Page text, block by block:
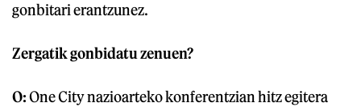
gonbitari erantzunez.
Zergatik gonbidatu zenuen?
O:One City nazioarteko konferentzian hitz egitera